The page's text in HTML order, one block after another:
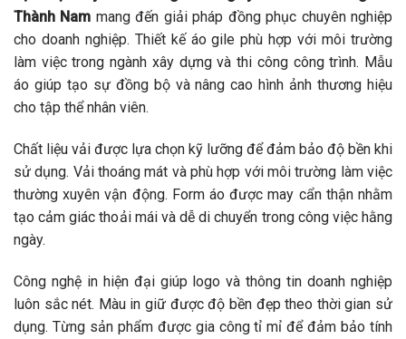
Thành Nam mang đến giải pháp đồng phục chuyên nghiệp
cho doanh nghiệp. Thiết kế áo gile phù hợp với môi trường
làm việc trong ngành xây dựng và thi công công trình. Mẫu
áo giúp tạo sự đồng bộ và nâng cao hình ảnh thương hiệu
cho tập thể nhân viên.
Chất liệu vải được lựa chọn kỹ lưỡng để đảm bảo độ bền khi
sử dụng. Vải thoáng mát và phù hợp với môi trường làm việc
thường xuyên vận động. Form áo được may cẩn thận nhằm
tạo cảm giác thoải mái và dễ di chuyển trong công việc hằng
ngày.
Công nghệ in hiện đại giúp logo và thông tin doanh nghiệp
luôn sắc nét. Màu in giữ được độ bền đẹp theo thời gian sử
dụng. Từng sản phẩm được gia công tỉ mỉ để đảm bảo tính